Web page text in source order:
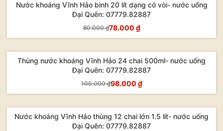
- 3%
Nước khoáng Vĩnh Hảo bình 20 lít dạng có vòi- nước uống
Đại Quên: 07779.82887
80.000 ₫78.000 ₫
- 2%
Thùng nước khoáng Vĩnh Hảo 24 chai 500ml- nước uống
Đại Quên: 07779.82887
100.000 ₫98.000 ₫
- 2%
Nước khoáng Vĩnh Hảo thùng 12 chai lớn 1.5 lít- nước uống
Đại Quên: 07779.82887